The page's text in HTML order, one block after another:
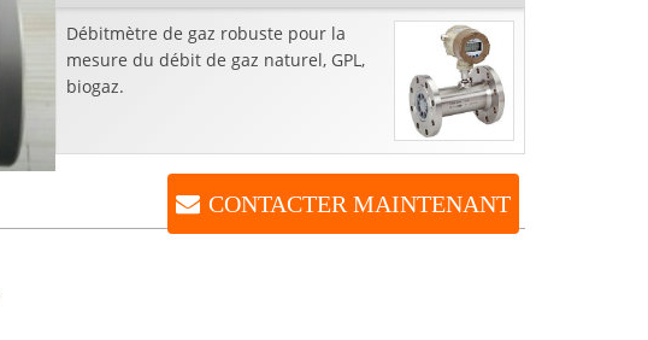
Débitmètre de gaz robuste pour la
mesure du débit de gaz naturel, GPL,
biogaz.
CONTACTER MAINTENANT